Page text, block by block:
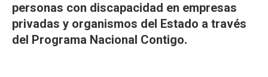
personas con discapacidad en empresas
privadas y organismos del Estado a través
del Programa Nacional Contigo.